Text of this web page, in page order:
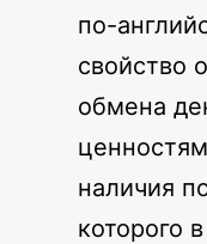
по-
свойство
обмена
наличия
которого